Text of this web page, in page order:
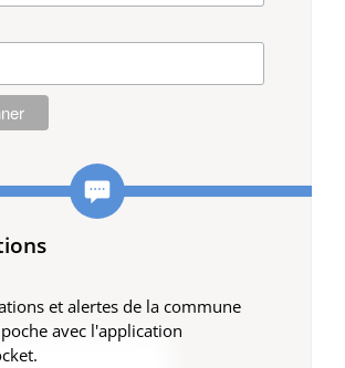
et alertes de la commune
avec l'application